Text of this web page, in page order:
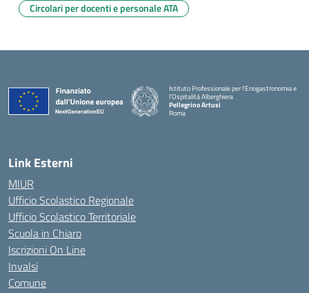
Circolari per docenti e personale ATA
Istituto Professionale per l'Enogastronomia e
l'Ospitalità Alberghiera
Pellegrino Artusi
Roma
Link Esterni
MIUR
Ufficio Scolastico Regionale
Ufficio Scolastico Territoriale
Scuola in Chiaro
Iscrizioni On Line
Invalsi
Comune